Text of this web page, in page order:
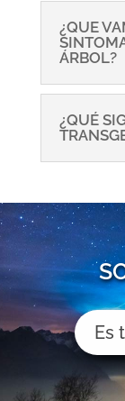
¿QUE
ÁRBOL?
¿QUÉ
Es